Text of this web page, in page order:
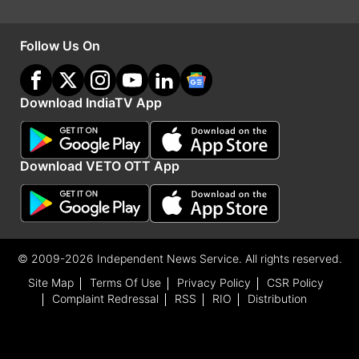
खुजली से तुरंत राहत कैसे पाएं
कैलेमाइन लोशन-खुजली में आराम के लिए घर में कैलामाइन
हैं। कैलामाइन लगाने से त्वचा को ठंडक मिलेगी और खुजली
शांत होती है। आप बच्चों को भी इसे लगा सकते हैं।
Follow Us On
Download IndiaTV App
Download VETO OTT App
© 2009-2026 Independent News Service. All rights reserved.
Site Map
Terms Of Use Privacy Policy
CSR Policy
Complaint Redressal
RSS RIO Distribution